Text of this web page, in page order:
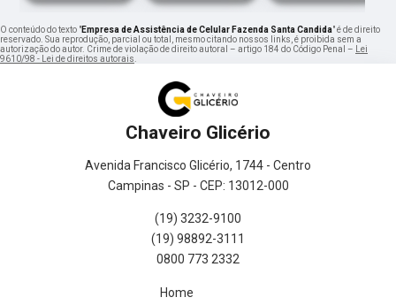
O conteúdo do texto "Empresa de Assistência de Celular Fazenda Santa Candida" é de direito
reservado. Sua reprodução, parcial ou total, mesmo citando nossos links, é proibida sem a
autorização do autor. Crime de violação de direito autoral – artigo 184 do Código Penal – Lei
9610/98 - Lei de direitos autorais.
Chaveiro Glicério
Avenida Francisco Glicério, 1744 - Centro
Campinas - SP - CEP: 13012-000
(19) 3232-9100
(19) 98892-3111
0800 773 2332
Home